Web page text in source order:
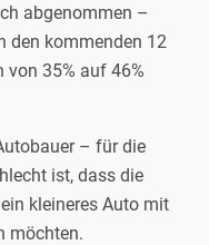
abgenommen –
den kommenden 12
35% auf 46%
– für die
ist, dass die
kleineres Auto mit
möchten.